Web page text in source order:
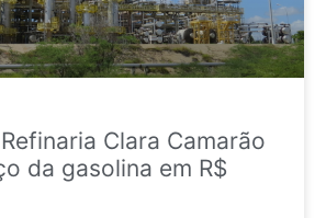
Clara Camarão
da gasolina em R$